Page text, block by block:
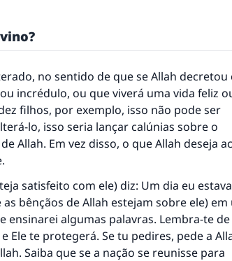
no sentido de que se Allah decretou
incrédulo, ou que viverá uma vida feliz
filhos, por exemplo, isso não pode ser
lo, isso seria lançar calúnias sobre o
Allah. Em vez disso, o que Allah deseja
satisfeito com ele) diz: Um dia eu
bênçãos de Allah estejam sobre ele) em
ensinarei algumas palavras. Lembra-te
Ele te protegerá. Se tu pedires, pede a
Saiba que se a nação se reunisse para
salvou um casamento.
a responder à Ummah
O Profeta ﷺ disse,
outros a fazer o que é bom receberá a
que aqueles que o fazem."
(MUSLIM, 1893)